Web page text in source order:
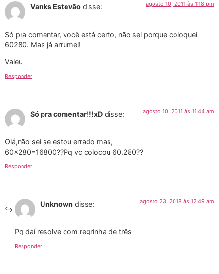
Vanks Estevão disse: agosto 10, 2011 às 1:18 pm
Só pra comentar, você está certo, não sei porque coloquei
60280. Mas já arrumei!
Valeu
Responder
Só pra comentar!!!xD disse: agosto 10, 2011 às 11:44 am
Olá,não sei se estou errado mas,
60×280=16800??Pq vc colocou 60.280??
Responder
Unknown disse: agosto 23, 2018 às 12:49 am
Pq daí resolve com regrinha de três
Responder